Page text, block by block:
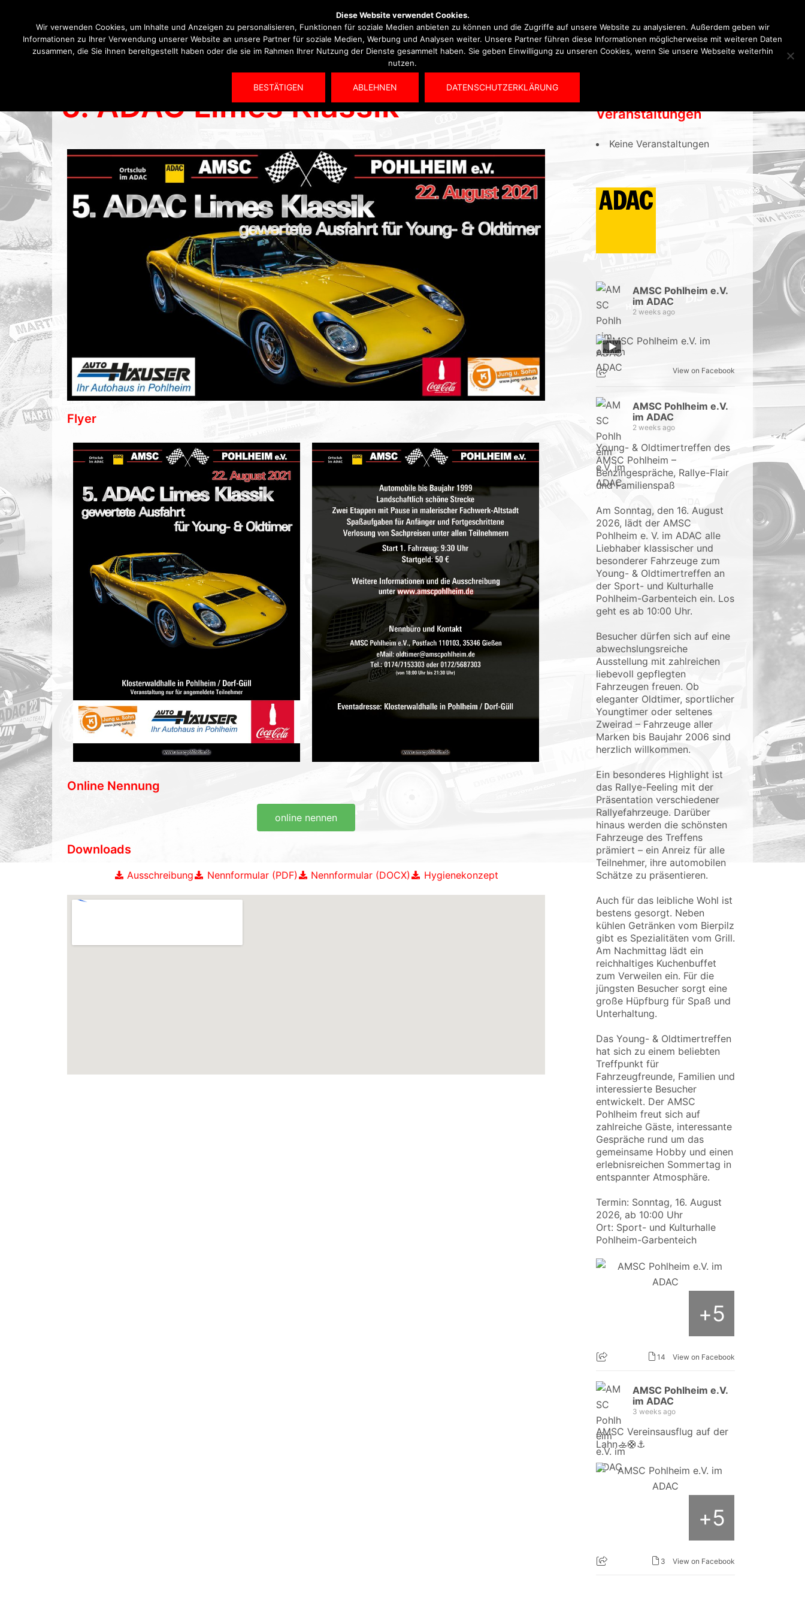
Oldtimer
5. ADAC Limes Klassik
Flyer
Online Nennung
online nennen
Downloads
Ausschreibung Nennformular (PDF) Nennformular (DOCX) Hygienekonzept
Veranstaltungen
Keine Veranstaltungen
AMSC Pohlheim e.V.
im ADAC
2 weeks ago
View on Facebook
AMSC Pohlheim e.V.
im ADAC
2 weeks ago
Young- & Oldtimertreffen des
AMSC Pohlheim –
Benzingespräche, Rallye-Flair
und Familienspaß
Am Sonntag, den 16. August
2026, lädt der AMSC
Pohlheim e. V. im ADAC alle
Liebhaber klassischer und
besonderer Fahrzeuge zum
Young- & Oldtimertreffen an
der Sport- und Kulturhalle
Pohlheim-Garbenteich ein. Los
geht es ab 10:00 Uhr.
Besucher dürfen sich auf eine
abwechslungsreiche
Ausstellung mit zahlreichen
liebevoll gepflegten
Fahrzeugen freuen. Ob
eleganter Oldtimer, sportlicher
Youngtimer oder seltenes
Zweirad – Fahrzeuge aller
Marken bis Baujahr 2006 sind
herzlich willkommen.
Ein besonderes Highlight ist
das Rallye-Feeling mit der
Präsentation verschiedener
Rallyefahrzeuge. Darüber
hinaus werden die schönsten
Fahrzeuge des Treffens
prämiert – ein Anreiz für alle
Teilnehmer, ihre automobilen
Schätze zu präsentieren.
Auch für das leibliche Wohl ist
bestens gesorgt. Neben
kühlen Getränken vom Bierpilz
gibt es Spezialitäten vom Grill.
Am Nachmittag lädt ein
reichhaltiges Kuchenbuffet
zum Verweilen ein. Für die
jüngsten Besucher sorgt eine
große Hüpfburg für Spaß und
Unterhaltung.
Das Young- & Oldtimertreffen
hat sich zu einem beliebten
Treffpunkt für
Fahrzeugfreunde, Familien und
interessierte Besucher
entwickelt. Der AMSC
Pohlheim freut sich auf
zahlreiche Gäste, interessante
Gespräche rund um das
gemeinsame Hobby und einen
erlebnisreichen Sommertag in
entspannter Atmosphäre.
Termin: Sonntag, 16. August
2026, ab 10:00 Uhr
Ort: Sport- und Kulturhalle
Pohlheim-Garbenteich
+5
14 View on Facebook
AMSC Pohlheim e.V.
im ADAC
3 weeks ago
AMSC Vereinsausflug auf der
Lahn🚣🛟⚓️
+5
3 View on Facebook
Diese Website verwendet Cookies.
Wir verwenden Cookies, um Inhalte und Anzeigen zu personalisieren, Funktionen für soziale Medien anbieten zu können und die Zugriffe auf unsere Website zu analysieren. Außerdem geben wir
Informationen zu Ihrer Verwendung unserer Website an unsere Partner für soziale Medien, Werbung und Analysen weiter. Unsere Partner führen diese Informationen möglicherweise mit weiteren Daten
zusammen, die Sie ihnen bereitgestellt haben oder die sie im Rahmen Ihrer Nutzung der Dienste gesammelt haben. Sie geben Einwilligung zu unseren Cookies, wenn Sie unsere Webseite weiterhin
nutzen.
BESTÄTIGEN ABLEHNEN DATENSCHUTZERKLÄRUNG